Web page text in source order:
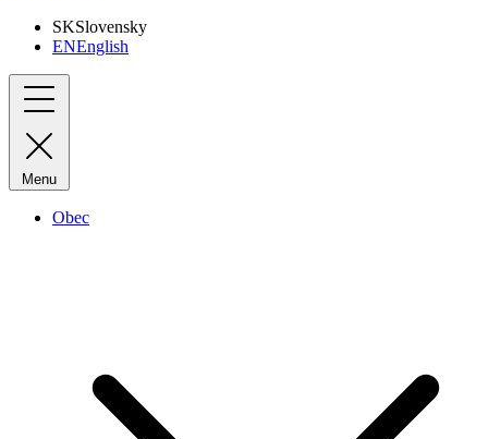
SKSlovensky
ENEnglish
Menu
Obec